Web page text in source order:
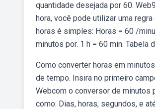
quantidade desejada por 60.
hora, você pode utilizar uma
horas é simples: Horas = 60 /
minutos por. 1 h = 60 min. Tabela
Como converter horas em
de tempo. Insira no primeiro
Webcom o conversor de minutos
como: Dias, horas, segundos, e